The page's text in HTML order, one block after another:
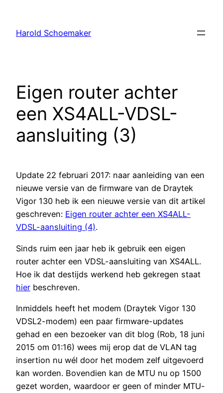
Harold Schoemaker
Eigen router achter
een XS4ALL-VDSL-
aansluiting (3)
Update 22 februari 2017: naar aanleiding van een
nieuwe versie van de firmware van de Draytek
Vigor 130 heb ik een nieuwe versie van dit artikel
geschreven: Eigen router achter een XS4ALL-
VDSL-aansluiting (4).
Sinds ruim een jaar heb ik gebruik een eigen
router achter een VDSL-aansluiting van XS4ALL.
Hoe ik dat destijds werkend heb gekregen staat
hier beschreven.
Inmiddels heeft het modem (Draytek Vigor 130
VDSL2-modem) een paar firmware-updates
gehad en een bezoeker van dit blog (Rob, 18 juni
2015 om 01:16) wees mij erop dat de VLAN tag
insertion nu wél door het modem zelf uitgevoerd
kan worden. Bovendien kan de MTU nu op 1500
gezet worden, waardoor er geen of minder MTU-